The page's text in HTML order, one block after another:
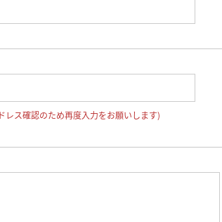
レス確認のため再度入力をお願いします)